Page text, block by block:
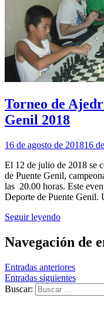
Torneo de
Genil 2018
16 de agosto de 201816
El 12 de julio de 2018 se
de Puente Genil,
las 20.00 horas. Este
Deporte de Puente Genil.
Seguir leyendo
Navegación de
Entradas anteriores
Entradas siguientes
Buscar: